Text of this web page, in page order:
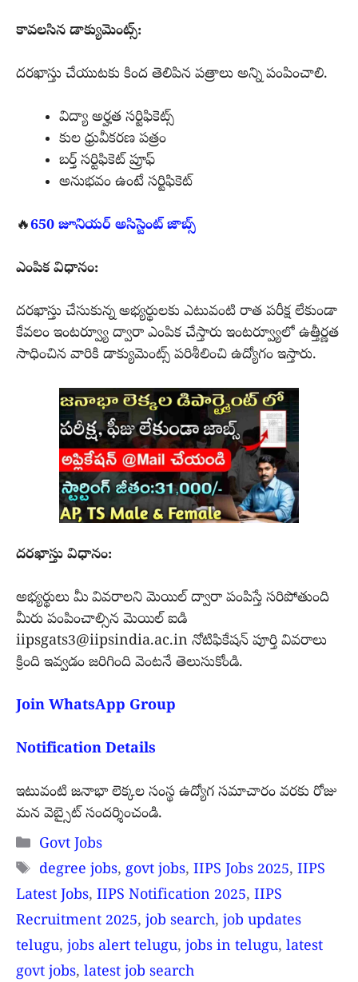
కావలసిన డాక్యుమెంట్స్:
దరఖాస్తు చేయుటకు కింద తెలిపిన పత్రాలు అన్ని పంపించాలి.
విద్యా అర్హత సర్టిఫికెట్స్
కుల ధ్రువీకరణ పత్రం
బర్త్ సర్టిఫికెట్ ప్రూఫ్
అనుభవం ఉంటే సర్టిఫికెట్
🔥650 జూనియర్ అసిస్టెంట్ జాబ్స్
ఎంపిక విధానం:
దరఖాస్తు చేసుకున్న అభ్యర్థులకు ఎటువంటి రాత పరీక్ష లేకుండా
కేవలం ఇంటర్వ్యూ ద్వారా ఎంపిక చేస్తారు ఇంటర్వ్యూలో ఉత్తీర్ణత
సాధించిన వారికి డాక్యుమెంట్స్ పరిశీలించి ఉద్యోగం ఇస్తారు.
దరఖాస్తు విధానం:
అభ్యర్థులు మీ వివరాలని మెయిల్ ద్వారా పంపిస్తే సరిపోతుంది
మీరు పంపించాల్సిన మెయిల్ ఐడి
iipsgats3@iipsindia.ac.in నోటిఫికేషన్ పూర్తి వివరాలు
క్రింది ఇవ్వడం జరిగింది వెంటనే తెలుసుకోండి.
Join WhatsApp Group
Notification Details
ఇటువంటి జనాభా లెక్కల సంస్థ ఉద్యోగ సమాచారం వరకు రోజు
మన వెబ్సైట్ సందర్శించండి.
Categories
Govt Jobs
Tags
degree jobs, govt jobs, IIPS Jobs 2025, IIPS
Latest Jobs, IIPS Notification 2025, IIPS
Recruitment 2025,job search,job updates
telugu,jobs alert telugu,jobs in telugu, latest
govt jobs, latest job search